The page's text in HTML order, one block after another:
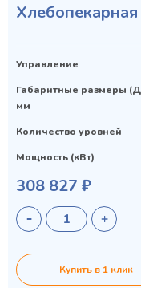
Управление
Габаритные размеры
мм
Количество уровней
Мощность (кВт)
308 827 ₽
Купить в 1 клик
Privacy notice